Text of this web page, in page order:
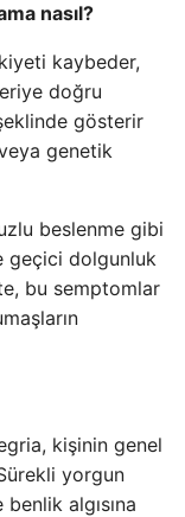
nasıl?
kaybeder,
doğru
gösterir
genetik
beslenme gibi
geçici dolgunluk
bu semptomlar
kişinin genel
yorgun
algısına